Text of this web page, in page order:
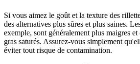
Si vous aimez le goût et la texture des
des alternatives plus sûres et plus saines.
exemple, sont généralement plus maigres
gras saturés. Assurez-vous simplement
éviter tout risque de contamination.